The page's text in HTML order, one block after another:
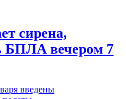
сирена,
БПЛА вечером 7